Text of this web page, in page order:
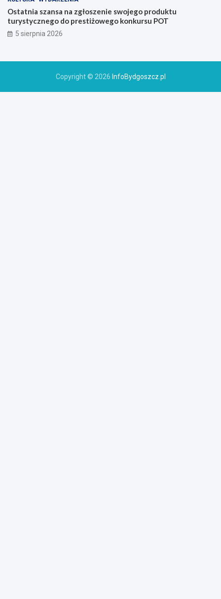
Ostatnia szansa na zgłoszenie swojego produktu
turystycznego do prestiżowego konkursu POT
5 sierpnia 2026
Copyright © 2026 InfoBydgoszcz.pl